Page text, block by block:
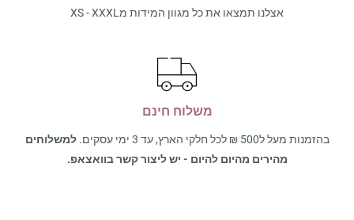
אצלנו תמצאו את כל מגוון המידות מXS - XXXL
משלוח חינם
בהזמנות מעל ל500 ₪ לכל חלקי הארץ, עד 3 ימי עסקים.
למשלוחים
מהירים מהיום להיום - יש ליצור קשר בוואצאפ.